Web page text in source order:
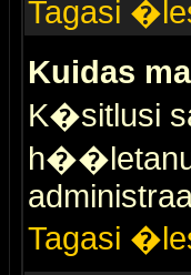
Tagasi
Kuidas
K�sitlusi
Tagasi